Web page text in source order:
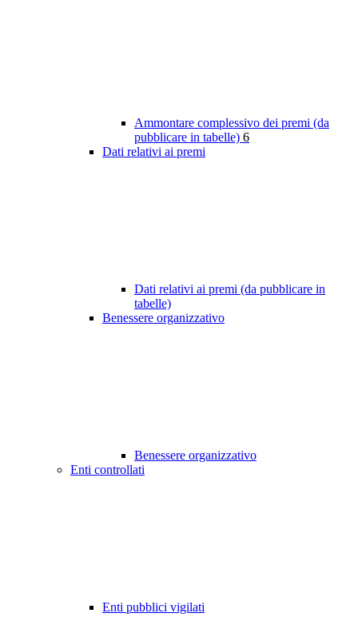
Ammontare complessivo dei premi (da
pubblicare in tabelle) 6
Dati relativi ai premi
Dati relativi ai premi (da pubblicare in
tabelle)
Benessere organizzativo
Benessere organizzativo
Enti controllati
Enti pubblici vigilati